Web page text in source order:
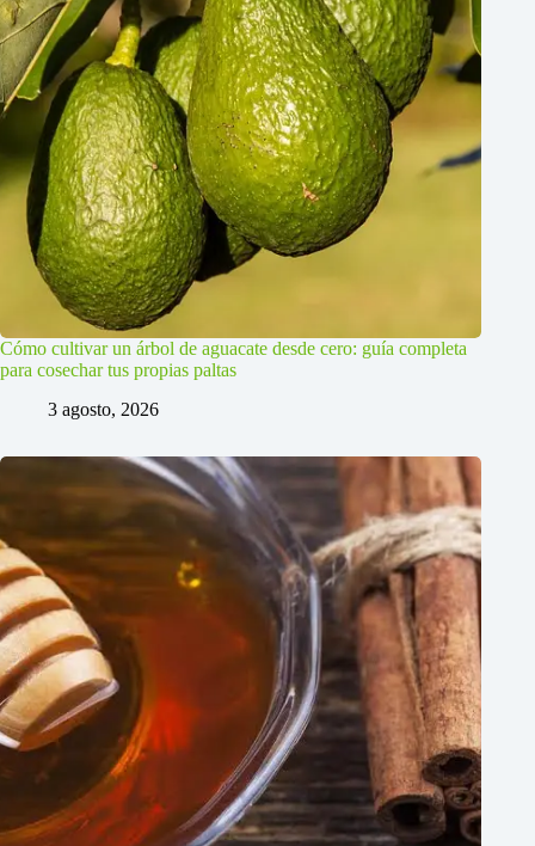
Cómo cultivar un árbol de aguacate desde cero: guía completa
para cosechar tus propias paltas
3 agosto, 2026